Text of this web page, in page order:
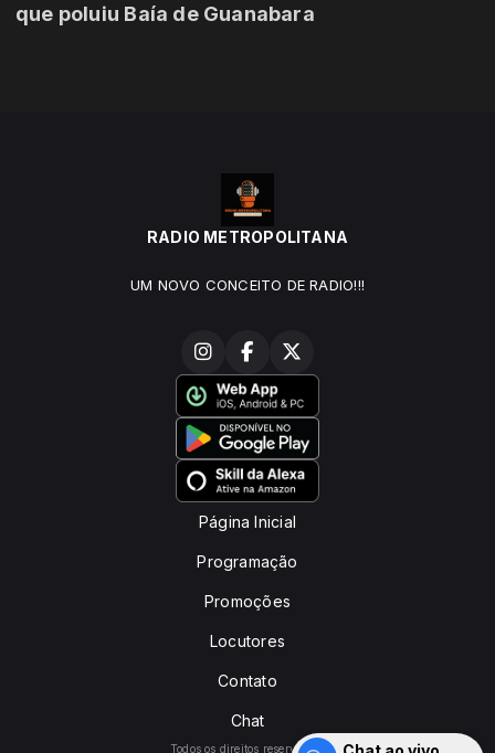
que poluiu Baía de Guanabara
RADIO METROPOLITANA
UM NOVO CONCEITO DE RADIO!!!
Página Inicial
Programação
Promoções
Locutores
Contato
Chat
Todos os direitos reservados.